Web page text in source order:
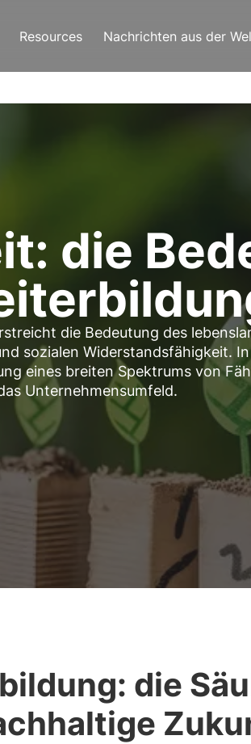
Resources Nachrichten aus der
die
die Bedeutung des
sozialen Widerstandsfähigkeit. In
eines breiten Spektrums von
Unternehmensumfeld.
die